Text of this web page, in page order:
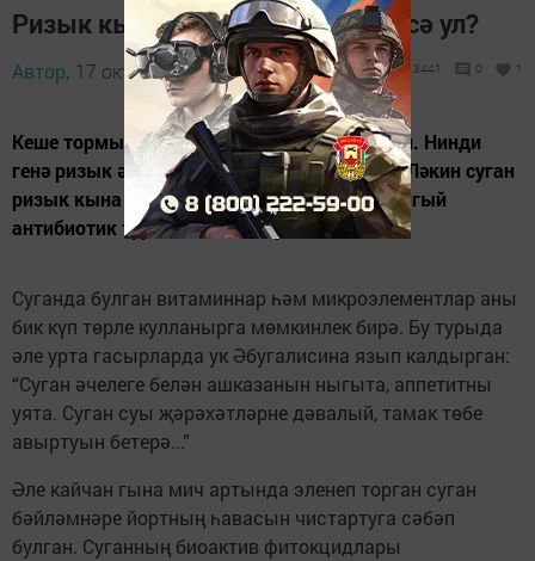
Ризык кына түгел, дәва да. Нәрсә ул?
Автор, 17 октябрь 2019 - 21:21 3441 0 1
Кеше тормышында суган бик зур урын били. Нинди
генә ризык әзерләсәк тә сугансыз булмый. Ләкин суган
ризык кына түгел, ул дәва да. Бүген бу табигый
антибиотик турында сөйләп үтәсем килә.
Суганда булган витаминнар һәм микроэлементлар аны
бик күп төрле кулланырга мөмкинлек бирә. Бу турыда
әле урта гасырларда ук Әбугалисина язып калдырган:
“Суган әчелеге белән ашказанын ныгыта, аппетитны
уята. Суган суы җәрәхәтләрне дәвалый, тамак төбе
авыртуын бетерә...”
Әле кайчан гына мич артында эленеп торган суган
бәйләмнәре йортның һавасын чистартуга сәбәп
булган. Суганның биоактив фитокцидлары